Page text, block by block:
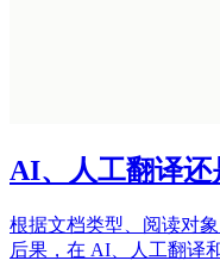
AI、人工翻译还
根据文档类型、阅读对
后果，在 AI、人工翻译